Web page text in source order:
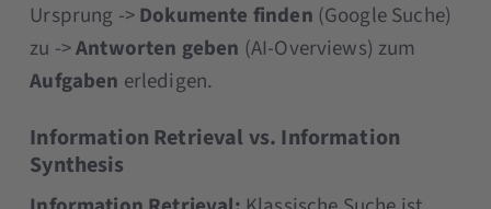
Ursprung ->Dokumente finden (Google Suche)
zu ->Antworten geben (AI-Overviews) zum
Aufgaben erledigen.
Information Retrieval vs. Information
Synthesis